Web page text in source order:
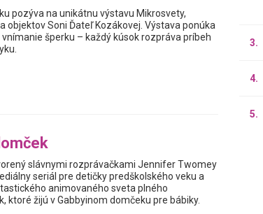
pozýva na unikátnu výstavu Mikrosvety,
objektov Soni Ďateľ Kozákovej. Výstava ponúka
šperku – každý kúsok rozpráva príbeh
slávnymi rozprávačkami Jennifer Twomey
seriál pre detičky predškolského veku a
animovaného sveta plného
ktoré žijú v Gabbyinom domčeku pre bábiky.
3.
4.
5.